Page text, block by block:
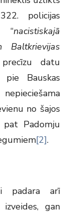
policijas
“nacistiskajā
Baltkrievijas
datu
Bauskas
no šajos
pat Padomju
[2].
padara arī
gan